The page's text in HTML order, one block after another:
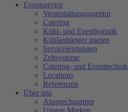
Eventservice
Veranstaltungsagentur
Catering
Kühl- und Eventlogistik
Kühlanhänger mieten
Serviceleistungen
Zeltsysteme
Catering- und Eventtechnik
Locations
Referenzen
Über uns
Ansprechpartner
Unsere Marken